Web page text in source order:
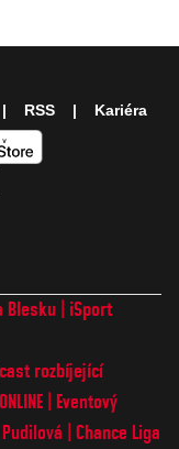
Blesku
iSport
rozbíjející
Eventový
Pudilová
Chance Liga
RSS Kariéra